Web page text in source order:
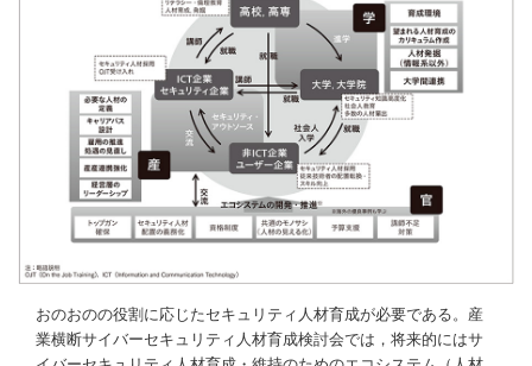
おのおのの役割に応じたセキュリティ人材育成が必要である。産
業横断サイバーセキュリティ人材育成検討会では，将来的にはサ